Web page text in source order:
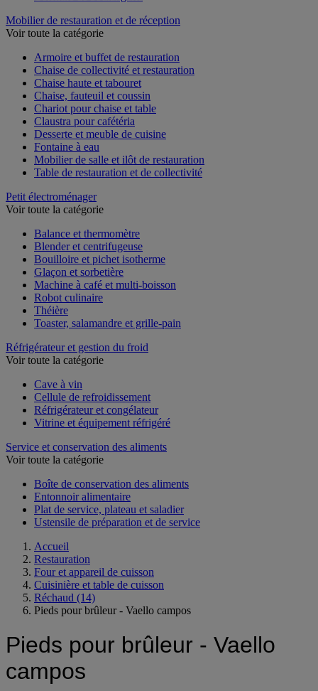
Mobilier de restauration et de réception
Armoire et buffet de restauration
Chaise de collectivité et restauration
Chaise haute et tabouret
Chaise, fauteuil et coussin
Chariot pour chaise et table
Claustra pour cafétéria
Desserte et meuble de cuisine
Fontaine à eau
Mobilier de salle et ilôt de restauration
Petit électroménager
Balance et thermomètre
Blender et centrifugeuse
Bouilloire et pichet isotherme
Glaçon et sorbetière
Machine à café et multi-boisson
Robot culinaire
Théière
Réfrigérateur et gestion du froid
Cave à vin
Cellule de refroidissement
Réfrigérateur et congélateur
Service et conservation des aliments
Boîte de conservation des aliments
Entonnoir alimentaire
Plat de service, plateau et saladier
Accueil
Restauration
Four et appareil de cuisson
Cuisinière et table de cuisson
Réchaud (14)
Pieds pour brûleur - Vaello
campos